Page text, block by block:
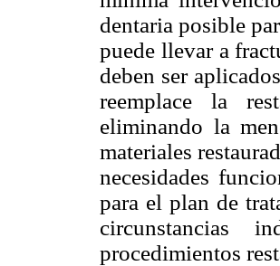
dentaria posible
puede llevar a
deben ser
reemplace la
eliminando la
materiales
necesidades
para el plan de
circunstancias
procedimientos